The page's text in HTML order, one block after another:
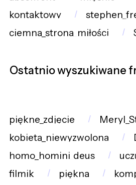
kontaktowy
ciemna_strona_miłości
Ostatnio wyszukiwane
piękne_zdjęcie
kobieta_niewyzwolona
homo_homini_deus
filmik
piękna